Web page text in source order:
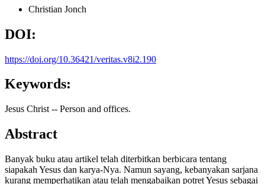
Christian Jonch
DOI:
https://doi.org/10.36421/veritas.v8i2.190
Keywords:
Jesus Christ -- Person and offices.
Abstract
Banyak buku atau artikel telah diterbitkan berbicara tentang
siapakah Yesus dan karya-Nya. Namun sayang, kebanyakan sarjana
kurang memperhatikan atau telah mengabaikan potret Yesus sebagai